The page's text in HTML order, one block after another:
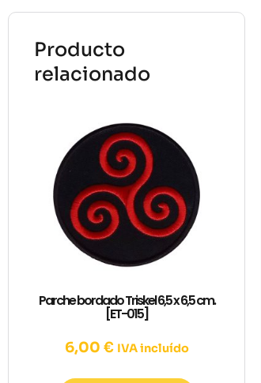
Producto
relacionado
Parche bordado Triskel 6,5 x 6,5 cm.
[ET-015]
6,00 € IVA incluído